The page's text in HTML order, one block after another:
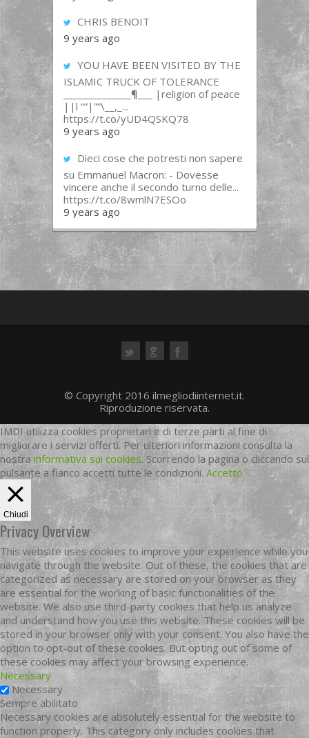
CHRIS BENOIT
9 years ago
YOU HAVE BEEN VISITED BY THE
ISLAMIC TRUCK OF TOLERANCE
______________¶___ |religion of peace
||l “”|””\__,_...
https://t.co/yUD4QSKQ78
9 years ago
Dieci cose che potresti non sapere
su Emmanuel Macron: - Dovesse
vincere anche il secondo turno delle...
https://t.co/8wmlN7ESOo
9 years ago
© Copyright 2016 ilmegliodiinternet.it.
Riproduzione riservata.
IMDI utilizza cookies proprietari e di terze parti al fine di
migliorare i servizi offerti. Per ulteriori informazioni consulta la
nostrainformativa sui cookies. Scorrendo la pagina o cliccando sul
pulsante a fianco accetti tutte le condizioni. Accetto
Chiudi
Privacy Overview
This website uses cookies to improve your experience while you
navigate through the website. Out of these, the cookies that are
categorized as necessary are stored on your browser as they
are essential for the working of basic functionalities of the
website. We also use third-party cookies that help us analyze
and understand how you use this website. These cookies will be
stored in your browser only with your consent. You also have the
option to opt-out of these cookies. But opting out of some of
these cookies may affect your browsing experience.
Necessary
Necessary
Sempre abilitato
Necessary cookies are absolutely essential for the website to
function properly. This category only includes cookies that